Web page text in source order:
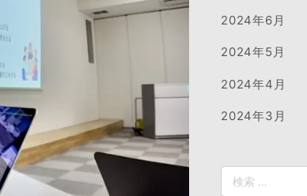
2024年6月
2024年5月
2024年4月
2024年3月